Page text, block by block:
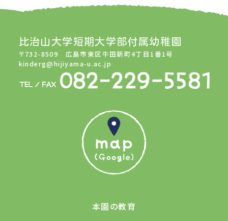
比治山大学短期大学部付属幼稚園
〒732-8509 広島市東区牛田新町4丁目1番1号
kinderg@hijiyama-u.ac.jp
本園の教育